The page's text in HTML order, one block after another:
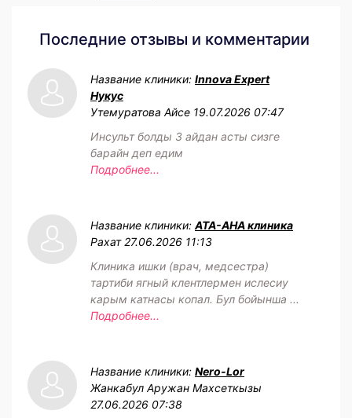
Последние отзывы и комментарии
Название клиники: Innova Expert
Нукус
Утемуратова Айсе 19.07.2026 07:47
Инсульт болды 3 айдан асты сизге
барайн деп едим
Подробнее...
Название клиники: АТА-АНА клиника
Рахат 27.06.2026 11:13
Клиника ишки (врач, медсестра)
тартиби ягный клентлермен ислесиу
карым катнасы копал. Бул бойынша ...
Подробнее...
Название клиники: Nero-Lor
Жанкабул Аружан Махсеткызы
27.06.2026 07:38